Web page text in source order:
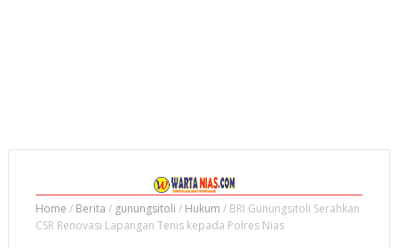
Home / Berita / gunungsitoli / Hukum / BRI Gunungsitoli Serahkan
CSR Renovasi Lapangan Tenis kepada Polres Nias